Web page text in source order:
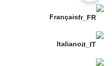
Français
Italiano